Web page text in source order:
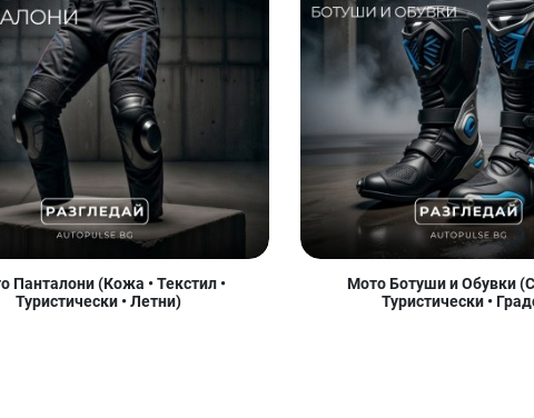
Панталони (Кожа • Текстил •
Туристически • Летни)
Мото Ботуши и Обувки
Туристически •